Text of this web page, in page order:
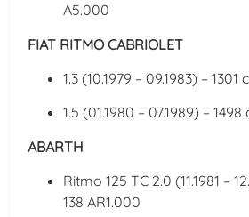
A5.000
FIAT RITMO CABRIOLET
1.3 (10.1979 – 09.1983) – 1301
1.5 (01.1980 – 07.1989) –
ABARTH
Ritmo 125 TC 2.0 (11.1981 –
138 AR1.000